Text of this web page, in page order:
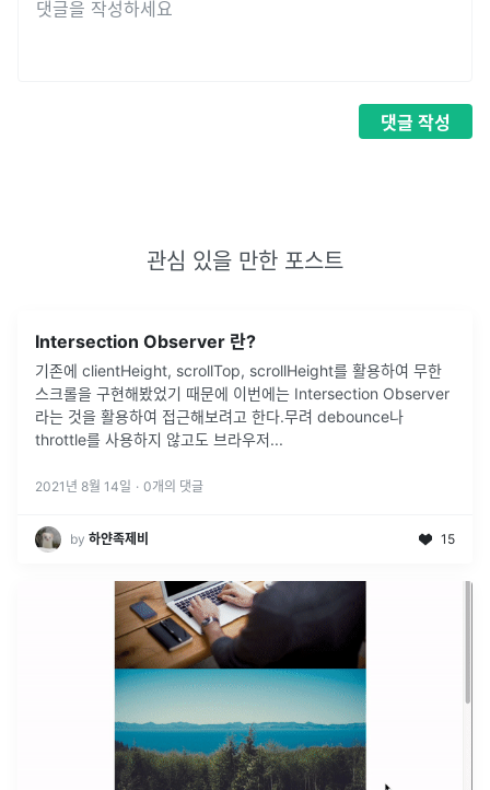
댓글 작성
관심 있을 만한 포스트
Intersection Observer 란?
기존에 clientHeight, scrollTop, scrollHeight를 활용하여 무한
스크롤을 구현해봤었기 때문에 이번에는 Intersection Observer
라는 것을 활용하여 접근해보려고 한다.무려 debounce나
throttle를 사용하지 않고도 브라우저...
2021년 8월 14일 · 0개의 댓글
by 하얀족제비 15